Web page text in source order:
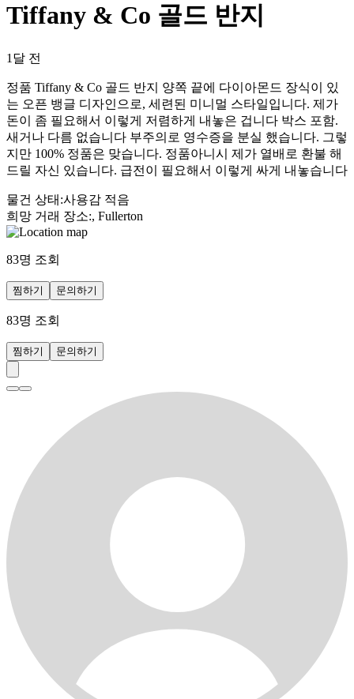
Tiffany & Co 골드 반지
1달 전
정품 Tiffany & Co 골드 반지 양쪽 끝에 다이아몬드 장식이 있
는 오픈 뱅글 디자인으로, 세련된 미니멀 스타일입니다. 제가
돈이 좀 필요해서 이렇게 저렴하게 내놓은 겁니다 박스 포함.
새거나 다름 없습니다 부주의로 영수증을 분실 했습니다. 그렇
지만 100% 정품은 맞습니다. 정품아니시 제가 열배로 환불 해
드릴 자신 있습니다. 급전이 필요해서 이렇게 싸게 내놓습니다
물건 상태 :사용감 적음
희망 거래 장소:, Fullerton
83명 조회
찜하기 문의하기
83명 조회
찜하기 문의하기